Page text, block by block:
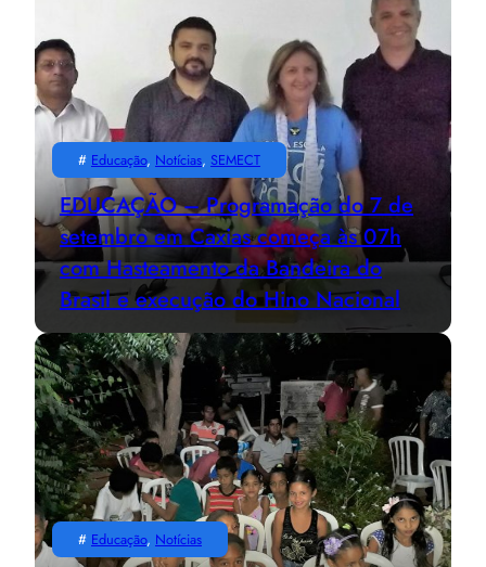
# Educação, Notícias, SEMECT
EDUCAÇÃO – Programação do 7 de
setembro em Caxias começa às 07h
com Hasteamento da Bandeira do
Brasil e execução do Hino Nacional
# Educação, Notícias